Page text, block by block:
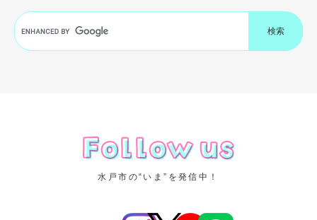
G
o
o
水戸市の“いま”を発信中！